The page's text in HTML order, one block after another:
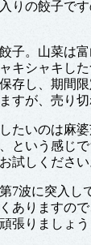
りの餃子で
子。山菜は
キシャキし
存し、期間
すが、売り切
たいのは麻
という感じ
試しください
7波に突入し
ありますので
張りましょ